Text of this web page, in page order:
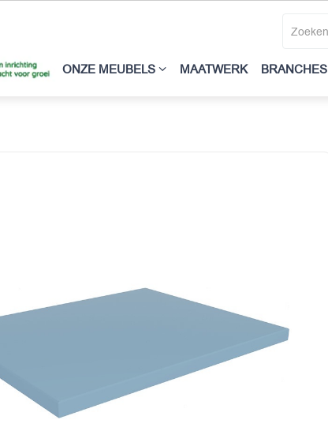
ONZE MEUBELS MAATWERK BRANCHES